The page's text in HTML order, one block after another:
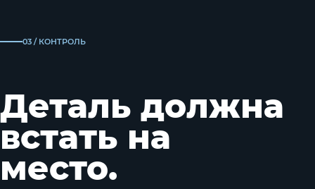
03 / КОНТРОЛЬ
Деталь должна
встать на
место.